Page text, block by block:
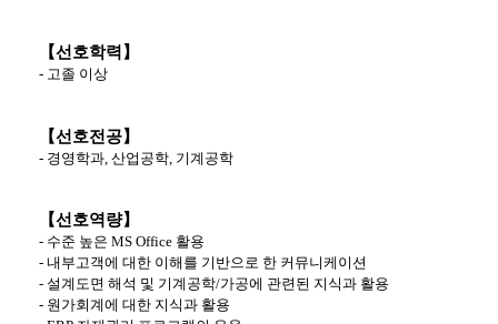
【선호학력】
- 고졸 이상
【선호전공】
- 경영학과 산업공학 기계공학
【선호역량】
- 수준 높은 MS Office 활용
- 내부고객에 대한 이해를 기반으로 한 커뮤니케이션
- 설계도면 해석 및 기계공학/가공에 관련된 지식과 활용
- 원가회계에 대한 지식과 활용